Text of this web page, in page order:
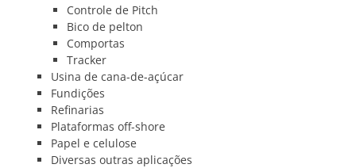
Controle de Pitch
Bico de pelton
Comportas
Tracker
Usina de cana-de-açúcar
Fundições
Refinarias
Plataformas off-shore
Papel e celulose
Diversas outras aplicações